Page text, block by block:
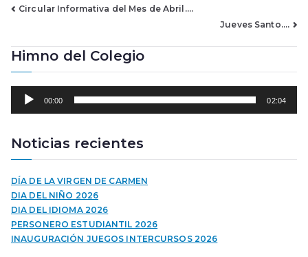
Navegación
de
entradas
Circular Informativa del Mes de Abril….
Jueves Santo….
Himno del Colegio
r
o
u
c
t
o
r
00:00 02:04
Noticias recientes
DÍA DE LA VIRGEN DE CARMEN
DIA DEL NIÑO 2026
DIA DEL IDIOMA 2026
PERSONERO ESTUDIANTIL 2026
INAUGURACIÓN JUEGOS INTERCURSOS 2026